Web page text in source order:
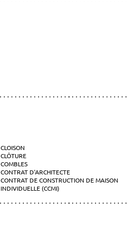
CLOISON
CLÔTURE
COMBLES
CONTRAT D'ARCHITECTE
CONTRAT DE CONSTRUCTION DE MAISON
INDIVIDUELLE (CCMI)